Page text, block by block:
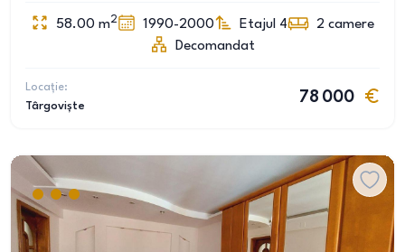
58.00 m2 1990-2000 Etajul 4 2 camere
Decomandat
Locație:
Târgoviște
78 000